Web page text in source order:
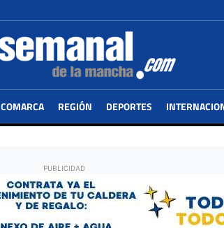
COMARCA REGIÓN DEPORTES